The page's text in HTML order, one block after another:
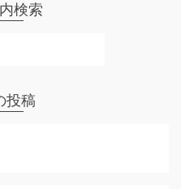
検索
投稿